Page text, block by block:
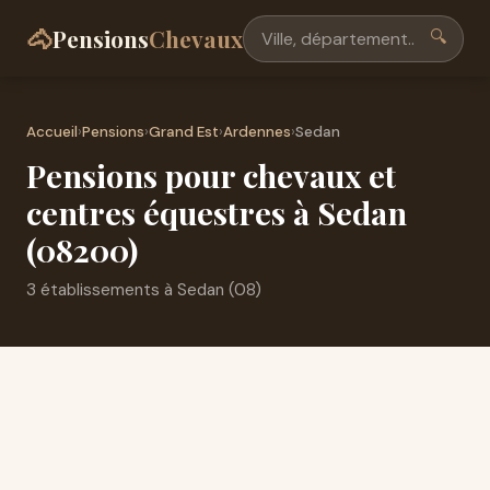
🐴PensionsChevaux 🔍
Accueil›Pensions›Grand Est›Ardennes›Sedan
Pensions pour chevaux et
centres équestres à Sedan
(08200)
3 établissements à Sedan (08)